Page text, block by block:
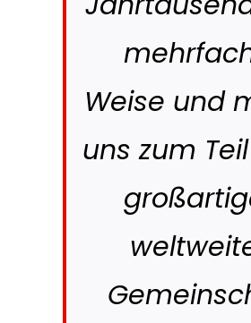
Weise und
uns zum